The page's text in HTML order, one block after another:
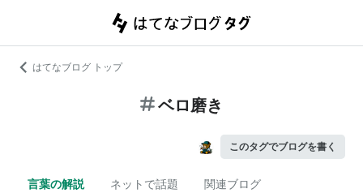
はてなブログ トップ
ベロ磨き
このタグでブログを書く
言葉の解説 ネットで話題 関連ブログ